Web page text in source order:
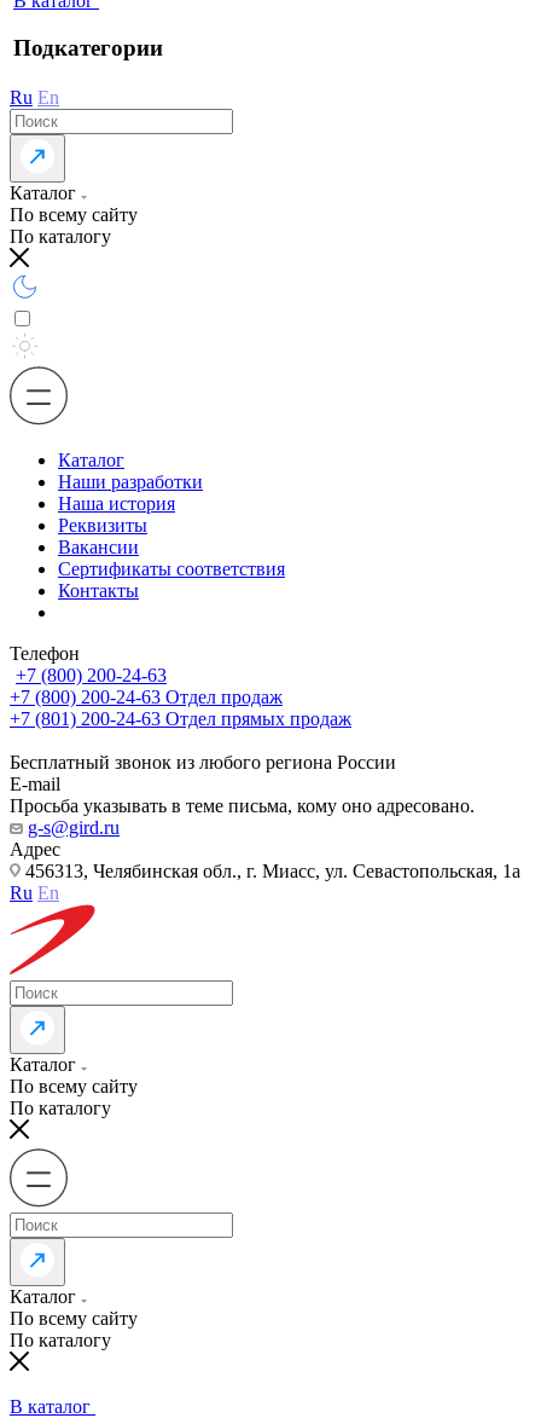
Подкатегории
Ru En
Каталог
По всему сайту
По каталогу
Каталог
Наши разработки
Наша история
Реквизиты
Вакансии
Сертификаты соответствия
Контакты
Телефон
+7 (800) 200-24-63
+7 (800) 200-24-63 Отдел продаж
+7 (801) 200-24-63 Отдел прямых продаж
Бесплатный звонок из любого региона России
E-mail
Просьба указывать в теме письма, кому оно адресовано.
g-s@gird.ru
Адрес
456313, Челябинская обл., г. Миасс, ул. Севастопольская, 1а
Ru En
Каталог
По всему сайту
По каталогу
Каталог
По всему сайту
По каталогу
В каталог